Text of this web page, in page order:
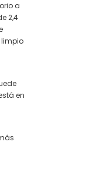
a
2,4
en